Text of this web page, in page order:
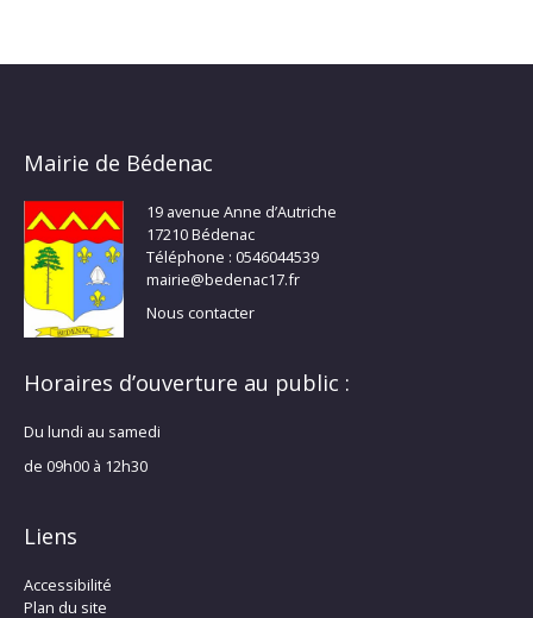
Mairie de Bédenac
19 avenue Anne d’Autriche
17210 Bédenac
Téléphone : 0546044539
mairie@bedenac17.fr
Nous contacter
Horaires d’ouverture au public :
Du lundi au samedi
de 09h00 à 12h30
Liens
Accessibilité
Plan du site